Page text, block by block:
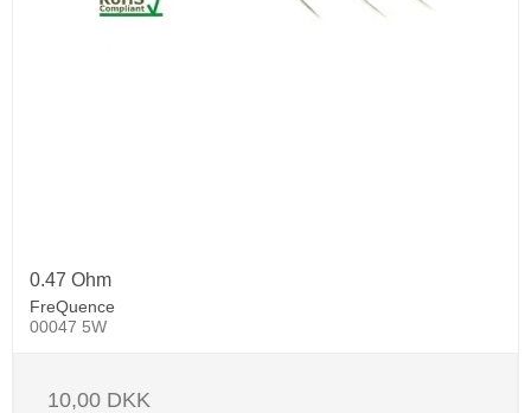
0.47 Ohm
FreQuence
00047 5W
10,00 DKK